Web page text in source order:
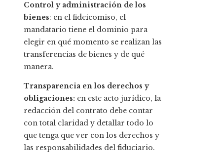
Control y administración de los
bienes: en el fideicomiso, el
mandatario tiene el dominio para
elegir en qué momento se realizan las
transferencias de bienes y de qué
manera.
Transparencia en los derechos y
obligaciones: en este acto jurídico, la
redacción del contrato debe contar
con total claridad y detallar todo lo
que tenga que ver con los derechos y
las responsabilidades del fiduciario.